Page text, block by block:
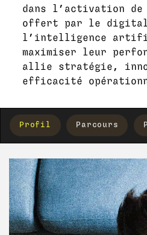
dans l’activation
offert par le
l’intelligence
maximiser leur
allie stratégie,
efficacité
Profil Parcours